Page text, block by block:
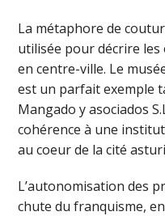
La métaphore de
utilisée pour décrire
en centre-ville. Le
est un parfait exemple
Mangado y asociados
cohérence à une
au coeur de la cité
L’autonomisation des
chute du franquisme,